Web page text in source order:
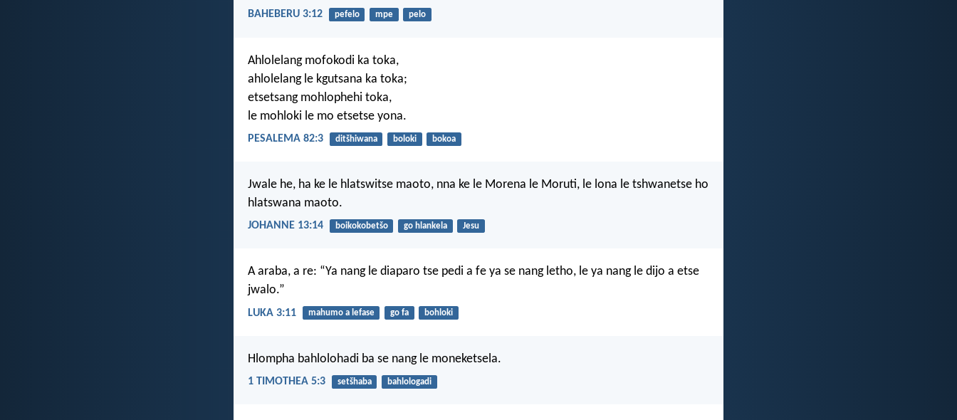
BAHEBERU 3:12 pefelo mpe pelo
Ahlolelang mofokodi ka toka,
ahlolelang le kgutsana ka toka;
etsetsang mohlophehi toka,
le mohloki le mo etsetse yona.
PESALEMA 82:3 ditšhiwana boloki bokoa
Jwale he, ha ke le hlatswitse maoto, nna ke le Morena le Moruti, le lona le tshwanetse ho
hlatswana maoto.
JOHANNE 13:14 boikokobetšo go hlankela Jesu
A araba, a re: “Ya nang le diaparo tse pedi a fe ya se nang letho, le ya nang le dijo a etse
jwalo.”
LUKA 3:11 mahumo a lefase go fa bohloki
Hlompha bahlolohadi ba se nang le moneketsela.
1 TIMOTHEA 5:3 setšhaba bahlologadi